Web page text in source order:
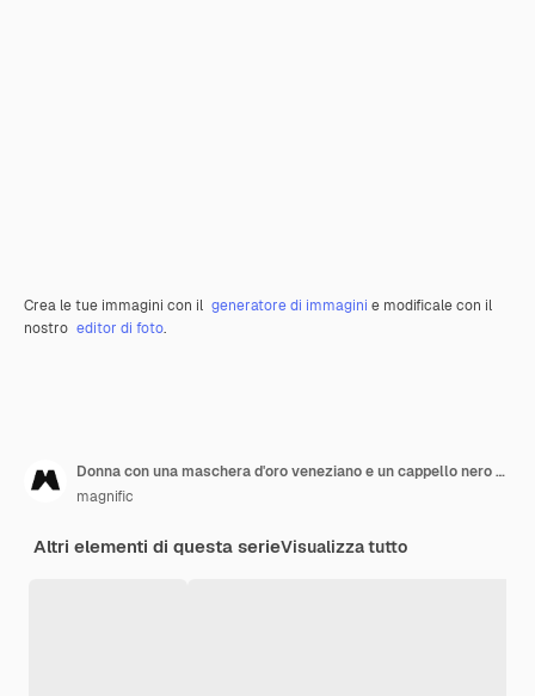
Crea le tue immagini con il generatore di immagini e modificale con il
nostro editor di foto.
Donna con una maschera d'oro veneziano e un cappello nero su sfondo bianco
magnific
Altri elementi di questa serieVisualizza tutto